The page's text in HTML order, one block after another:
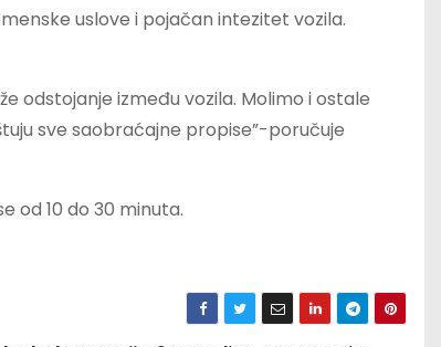
uslove i pojačan intezitet vozila.
odstojanje između vozila. Molimo i ostale
sve saobraćajne propise”-poručuje
od 10 do 30 minuta.